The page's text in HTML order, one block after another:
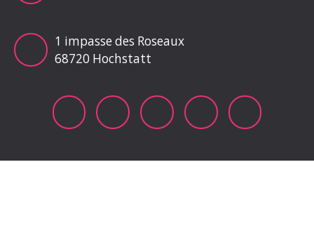
1 impasse des Roseaux
68720 Hochstatt